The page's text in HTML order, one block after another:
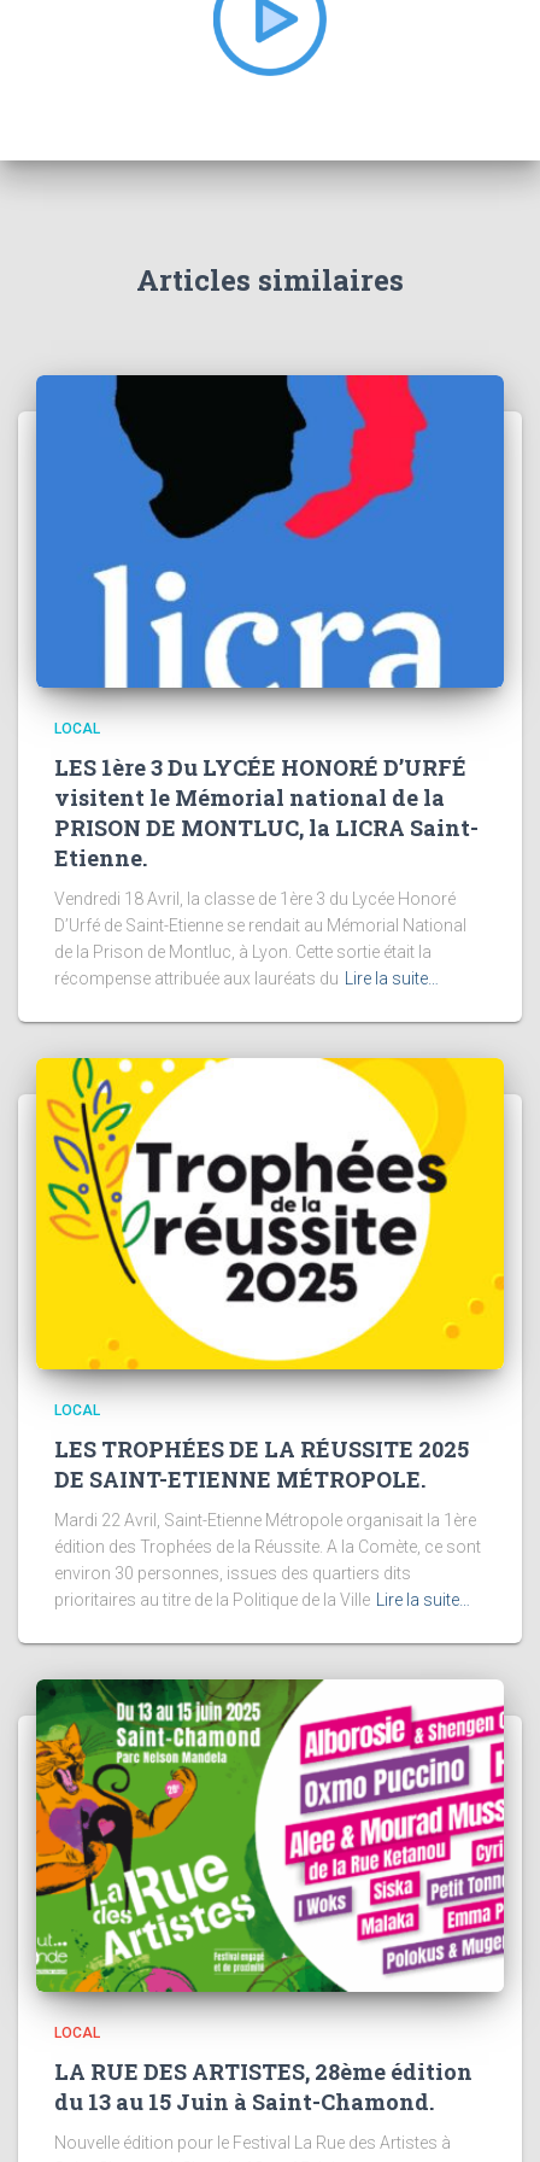
Articles similaires
LOCAL
LES 1ère 3 Du LYCÉE HONORÉ D’URFÉ
visitent le Mémorial national de la
PRISON DE MONTLUC, la LICRA Saint-
Etienne.
Vendredi 18 Avril, la classe de 1ère 3 du Lycée Honoré
D’Urfé de Saint-Etienne se rendait au Mémorial National
de la Prison de Montluc, à Lyon. Cette sortie était la
récompense attribuée aux lauréats du
Lire la suite…
LOCAL
LES TROPHÉES DE LA RÉUSSITE 2025
DE SAINT-ETIENNE MÉTROPOLE.
Mardi 22 Avril, Saint-Etienne Métropole organisait la 1ère
édition des Trophées de la Réussite. A la Comète, ce sont
environ 30 personnes, issues des quartiers dits
prioritaires au titre de la Politique de la Ville Lire la suite…
LOCAL
LA RUE DES ARTISTES, 28ème édition
du 13 au 15 Juin à Saint-Chamond.
Nouvelle édition pour le Festival La Rue des Artistes à